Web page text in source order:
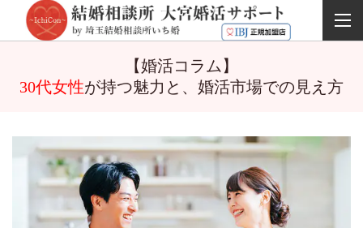
【婚活コラム】
30代女性が持つ魅力と、婚活市場での見え方